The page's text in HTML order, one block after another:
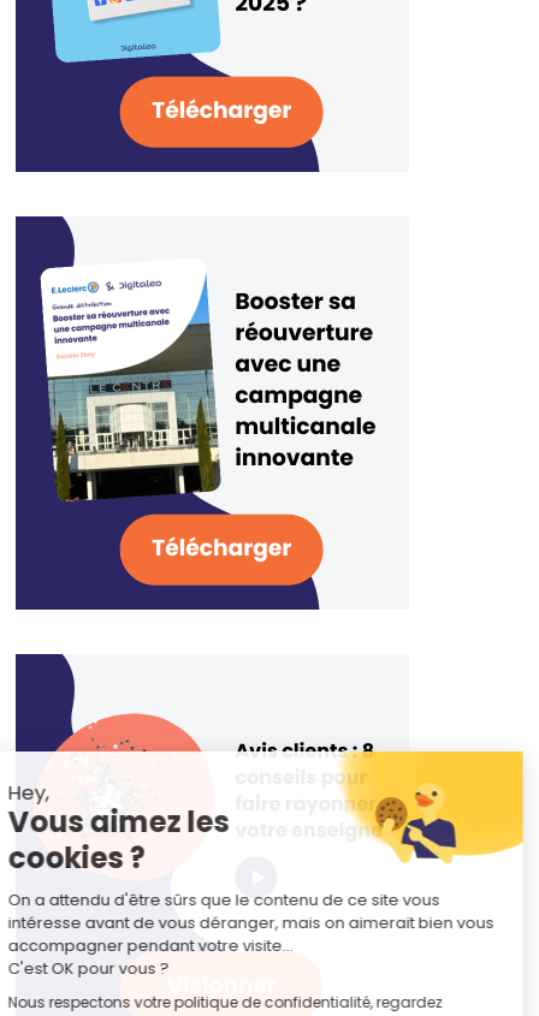
Hey,
Vous aimez les
cookies ?
On a attendu d'être sûrs que le contenu de ce site vous
intéresse avant de vous déranger, mais on aimerait bien vous
accompagner pendant votre visite...
C'est OK pour vous ?
Nous respectons votre politique de confidentialité, regardez